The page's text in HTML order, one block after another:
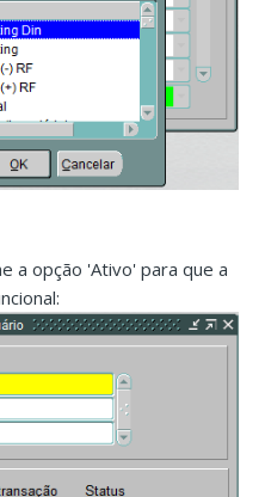
a opção 'Ativo' para que a